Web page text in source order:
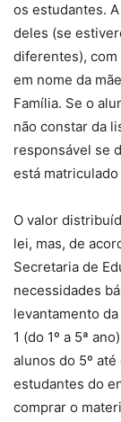
os estudantes.
deles (se
diferentes),
em nome da
Família. Se o
não constar da
responsável se
está
O valor
lei, mas, de
Secretaria de
necessidades
levantamento
1 (do 1º a 5ª
alunos do 5º até
estudantes do
comprar o